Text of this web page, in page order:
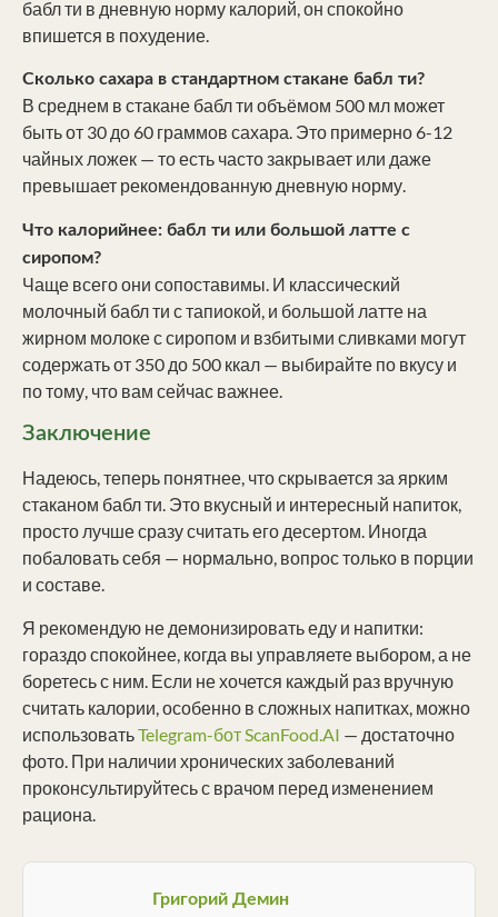
бабл ти в дневную норму калорий, он спокойно
впишется в похудение.
Сколько сахара в стандартном стакане бабл ти?
В среднем в стакане бабл ти объёмом 500 мл может
быть от 30 до 60 граммов сахара. Это примерно 6-12
чайных ложек — то есть часто закрывает или даже
превышает рекомендованную дневную норму.
Что калорийнее: бабл ти или большой латте с
сиропом?
Чаще всего они сопоставимы. И классический
молочный бабл ти с тапиокой, и большой латте на
жирном молоке с сиропом и взбитыми сливками могут
содержать от 350 до 500 ккал — выбирайте по вкусу и
по тому, что вам сейчас важнее.
Заключение
Надеюсь, теперь понятнее, что скрывается за ярким
стаканом бабл ти. Это вкусный и интересный напиток,
просто лучше сразу считать его десертом. Иногда
побаловать себя — нормально, вопрос только в порции
и составе.
Я рекомендую не демонизировать еду и напитки:
гораздо спокойнее, когда вы управляете выбором, а не
боретесь с ним. Если не хочется каждый раз вручную
считать калории, особенно в сложных напитках, можно
использоватьTelegram-бот ScanFood.AI — достаточно
фото. При наличии хронических заболеваний
проконсультируйтесь с врачом перед изменением
рациона.
Григорий Демин